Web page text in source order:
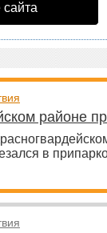
районе
в